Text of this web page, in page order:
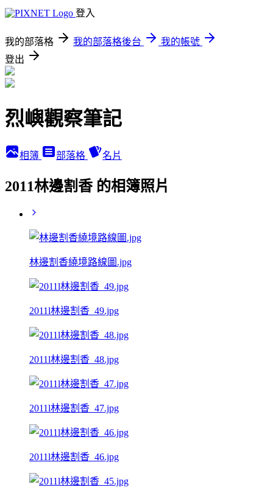
登入
我的部落格 我的部落格後台
我的帳號
登出
烈嶼觀察筆記
相簿 部落格 名片
2011林邊割香 的相簿照片
林邊割香繞境路線圖.jpg
2011l林邊割香_49.jpg
2011l林邊割香_48.jpg
2011l林邊割香_47.jpg
2011l林邊割香_46.jpg